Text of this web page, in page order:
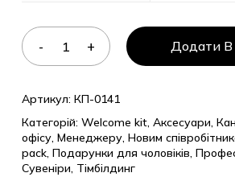
Додати
Артикул: КП-0141
Категорій: Welcome kit, Аксесуари,
офісу, Менеджеру, Новим
pack, Подарунки для чоловіків,
Сувеніри, Тімбілдинг